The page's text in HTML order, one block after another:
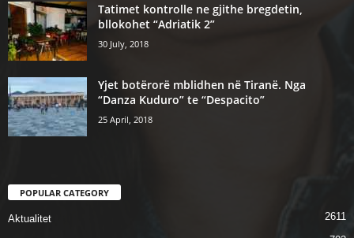
Tatimet kontrolle ne gjithe bregdetin,
bllokohet “Adriatik 2”
30 July, 2018
Yjet botërorë mblidhen në Tiranë. Nga
“Danza Kuduro” te “Despacito”
25 April, 2018
POPULAR CATEGORY
Aktualitet 2611